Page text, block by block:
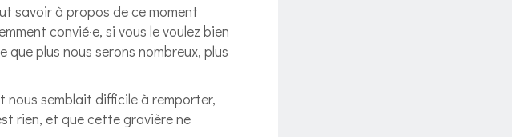
savoir à propos de ce moment
convié·e, si vous le voulez bien
que plus nous serons nombreux, plus
nous semblait difficile à remporter,
rien, et que cette gravière ne